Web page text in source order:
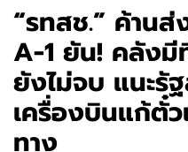
“รทสช.” ค้าน
A-1 ยัน! คลังมี
ยังไม่จบ แนะรั
เครื่องบินแก้ตั๋
ทาง